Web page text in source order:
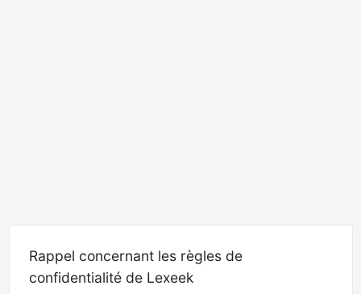
Rappel concernant les règles de
confidentialité de Lexeek